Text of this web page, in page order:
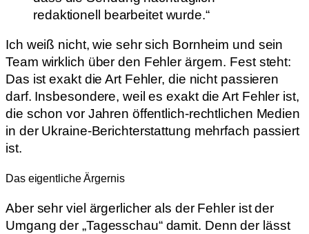
redaktionell bearbeitet wurde.“
Ich weiß nicht, wie sehr sich Bornheim und sein
Team wirklich über den Fehler ärgern. Fest steht:
Das ist exakt die Art Fehler, die nicht passieren
darf. Insbesondere, weil es exakt die Art Fehler ist,
die schon vor Jahren öffentlich-rechtlichen Medien
in der Ukraine-Berichterstattung mehrfach passiert
ist.
Das eigentliche Ärgernis
Aber sehr viel ärgerlicher als der Fehler ist der
Umgang der „Tagesschau“ damit. Denn der lässt